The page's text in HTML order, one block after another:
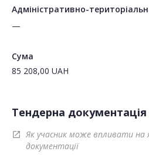
Адміністративно-
—
Сума
85 208,00 UAH
Тендерна документація
open_in_new
Як учасник може впливати на
документації